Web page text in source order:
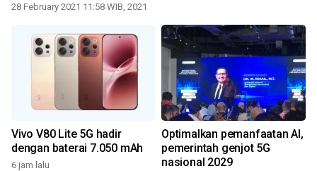
28 February 2021 11:58 WIB, 2021
Vivo V80 Lite 5G hadir
dengan baterai 7.050 mAh
6 jam lalu
Optimalkan pemanfaatan AI,
pemerintah genjot 5G
nasional 2029